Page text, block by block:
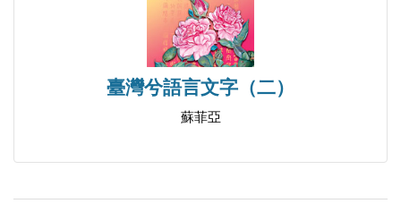
臺灣兮語言文字（二）
蘇菲亞